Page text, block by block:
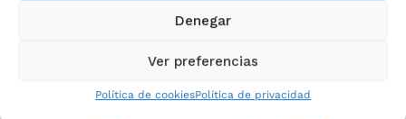
Denegar
Ver preferencias
Política de cookiesPolítica de privacidad